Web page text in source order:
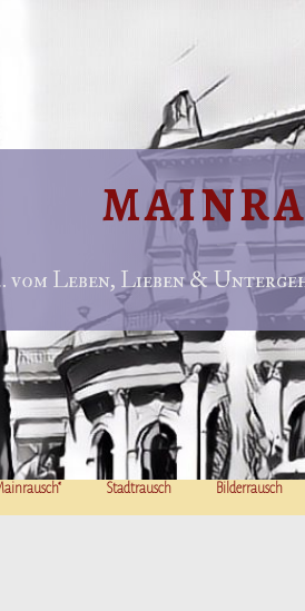
vom Leben, Lieben &
Stadtrausch Bilderrausch